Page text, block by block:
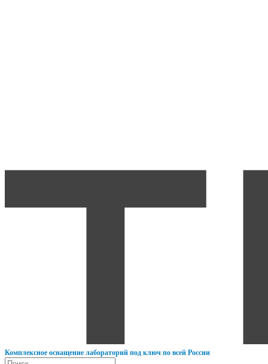
Комплексное оснащение лабораторий под ключ по всей России